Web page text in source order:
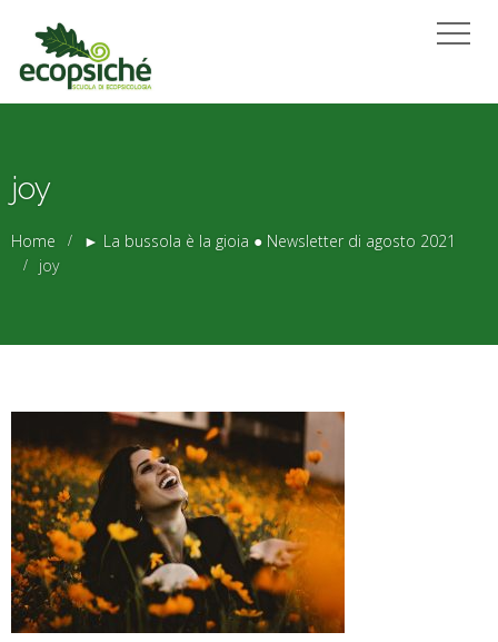
joy
Home
► La bussola è la gioia ● Newsletter di agosto 2021
joy